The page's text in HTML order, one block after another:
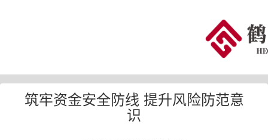
筑牢资金安全防线 提升风险防范意
识